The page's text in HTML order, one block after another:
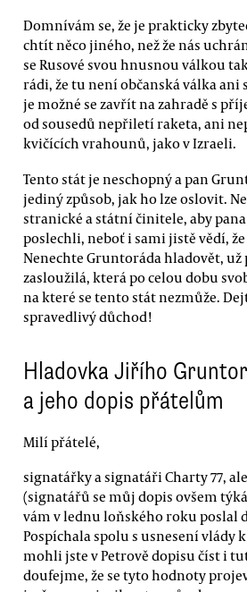
Domnívám se, že je prakticky
chtít něco jiného, než že nás
se Rusové svou hnusnou válkou
rádi, že tu není občanská válka ani
je možné se zavřít na zahradě s
od sousedů nepřiletí raketa, ani
kvičících vrahounů, jako v Izraeli.
Tento stát je neschopný a pan
jediný způsob, jak ho lze oslovit.
stranické a státní činitele, aby
poslechli, neboť i sami jistě vědí,
Nenechte Gruntoráda hladovět, už
zasloužilá, která po celou dobu
na které se tento stát nezmůže.
spravedlivý důchod!
Hladovka Jiřího
a jeho dopis přátelům
Milí přátelé,
signatářky a signatáři Charty 77,
(signatářů se můj dopis ovšem
vám v lednu loňského roku poslal
Pospíchala spolu s usnesení vlády
mohli jste v Petrově dopisu číst i
doufejme, že se tyto hodnoty